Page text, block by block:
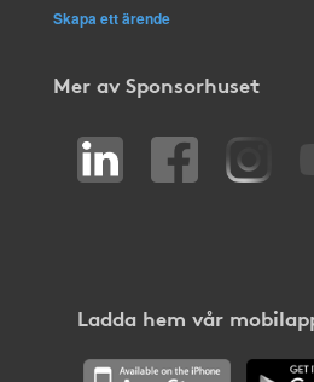
Skapa ett ärende
Mer av Sponsorhuset
Ladda hem vår